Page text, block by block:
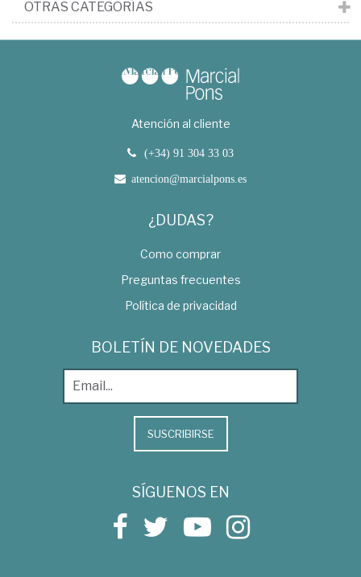
OTRAS CATEGORÍAS
Atención al cliente
(+34) 91 304 33 03
atencion@marcialpons.es
¿DUDAS?
Como comprar
Preguntas frecuentes
Política de privacidad
BOLETÍN DE NOVEDADES
SUSCRIBIRSE
SÍGUENOS EN